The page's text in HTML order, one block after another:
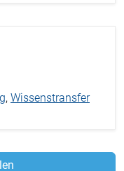
, Wissenstransfer